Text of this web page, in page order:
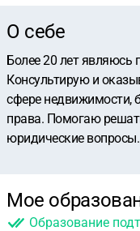
О себе
Более 20 лет
Консультирую и
сфере недвижимости,
права. Помогаю
юридические вопросы.
Мое
Образование